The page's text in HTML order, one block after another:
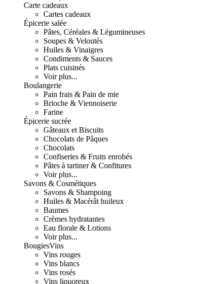
Carte cadeaux
Cartes cadeaux
Épicerie salée
Pâtes, Céréales & Légumineuses
Soupes & Veloutés
Huiles & Vinaigres
Condiments & Sauces
Plats cuisinés
Voir plus...
Boulangerie
Pain frais & Pain de mie
Brioche & Viennoiserie
Farine
Épicerie sucrée
Gâteaux et Biscuits
Chocolats de Pâques
Chocolats
Confiseries & Fruits enrobés
Pâtes à tartiner & Confitures
Voir plus...
Savons & Cosmétiques
Savons & Shampoing
Huiles & Macérât huileux
Baumes
Crèmes hydratantes
Eau florale & Lotions
Voir plus...
BougiesVins
Vins rouges
Vins blancs
Vins rosés
Vins liquoreux